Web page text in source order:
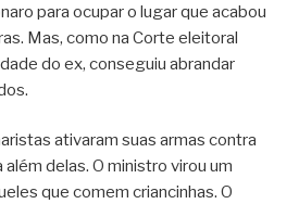
para ocupar o lugar que acabou
Mas, como na Corte eleitoral
do ex, conseguiu abrandar
ativaram suas armas contra
além delas. O ministro virou um
que comem criancinhas. O